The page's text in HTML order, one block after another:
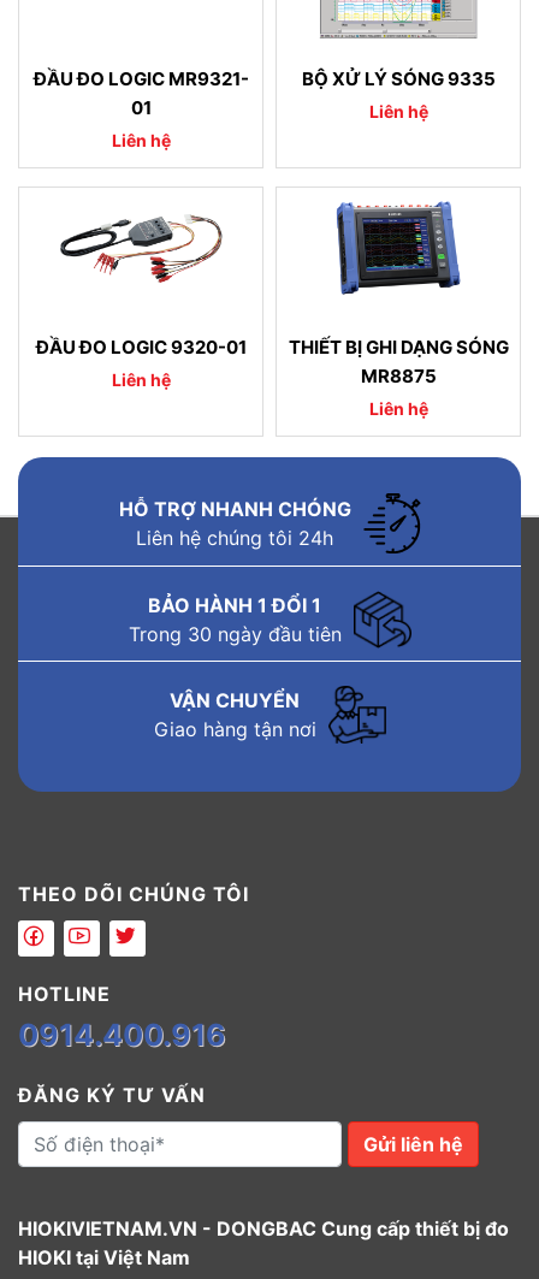
ĐẦU ĐO LOGIC MR9321-
01
Liên hệ
BỘ XỬ LÝ SÓNG 9335
Liên hệ
ĐẦU ĐO LOGIC 9320-01
Liên hệ
THIẾT BỊ GHI DẠNG SÓNG
MR8875
Liên hệ
HỖ TRỢ NHANH CHÓNG
Liên hệ chúng tôi 24h
BẢO HÀNH 1 ĐỔI 1
Trong 30 ngày đầu tiên
VẬN CHUYỂN
Giao hàng tận nơi
THEO DÕI CHÚNG TÔI
HOTLINE
0914.400.916
ĐĂNG KÝ TƯ VẤN
Gửi liên hệ
HIOKIVIETNAM.VN - DONGBAC Cung cấp thiết bị đo
HIOKI tại Việt Nam